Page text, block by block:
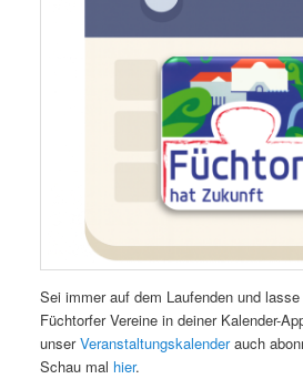
Sei immer auf dem Laufenden und
Füchtorfer Vereine in deiner Kalender-
unserVeranstaltungskalenderauch
Schau mal hier.